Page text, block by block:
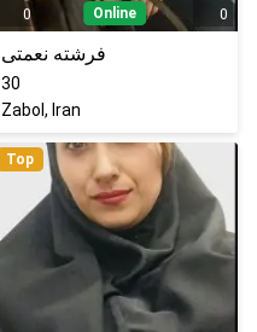
0 Online 0
فرشته نعمتی
30
Zabol, Iran
Top